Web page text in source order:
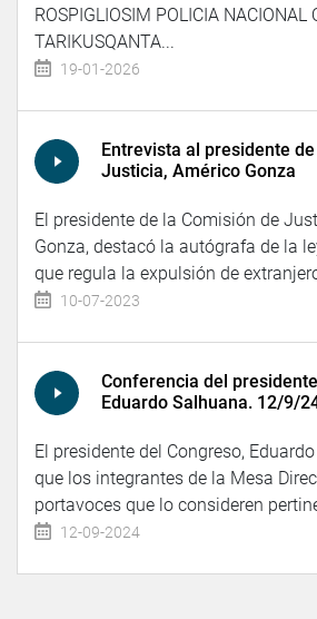
ROSPIGLIOSIM POLICIA NACIONAL
TARIKUSQANTA...
19-01-2026
Entrevista al presidente
Justicia, Américo Gonza
El presidente de la Comisión de
Gonza, destacó la autógrafa de la
que regula la expulsión de
10-07-2023
Conferencia del
Eduardo Salhuana. 12/9/
El presidente del Congreso,
que los integrantes de la Mesa
portavoces que lo consideren
12-09-2024